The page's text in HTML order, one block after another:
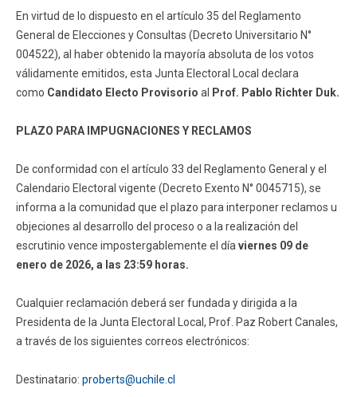
En virtud de lo dispuesto en el artículo 35 del Reglamento
General de Elecciones y Consultas (Decreto Universitario N°
004522), al haber obtenido la mayoría absoluta de los votos
válidamente emitidos, esta Junta Electoral Local declara
como Candidato Electo Provisorio al Prof. Pablo Richter Duk.
PLAZO PARA IMPUGNACIONES Y RECLAMOS
De conformidad con el artículo 33 del Reglamento General y el
Calendario Electoral vigente (Decreto Exento N° 0045715), se
informa a la comunidad que el plazo para interponer reclamos u
objeciones al desarrollo del proceso o a la realización del
escrutinio vence impostergablemente el día viernes 09 de
enero de 2026, a las 23:59 horas.
Cualquier reclamación deberá ser fundada y dirigida a la
Presidenta de la Junta Electoral Local, Prof. Paz Robert Canales,
a través de los siguientes correos electrónicos:
Destinatario: proberts@uchile.cl